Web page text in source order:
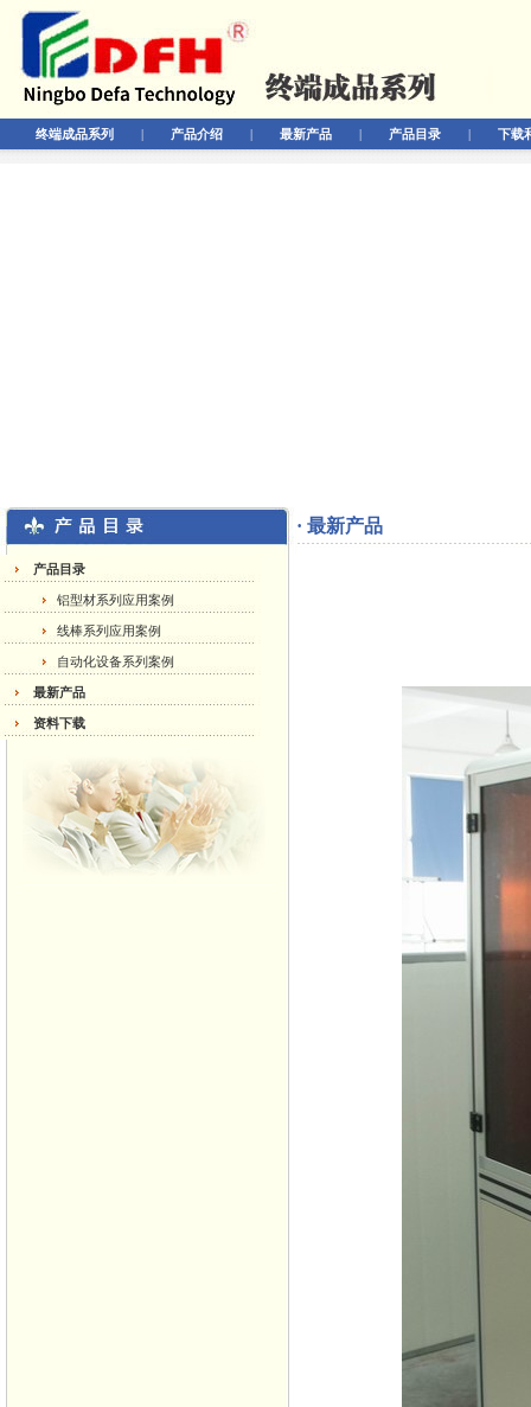
终端成品系列 | 产品介绍 | 最新产品 | 产品目录 | 下载
产品目录
铝型材系列应用案例
线棒系列应用案例
自动化设备系列案例
最新产品
资料下载
· 最新产品